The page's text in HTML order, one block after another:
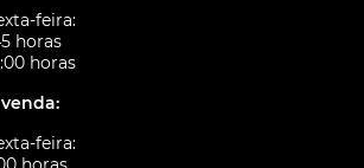
feira:
horas
horas
feira: